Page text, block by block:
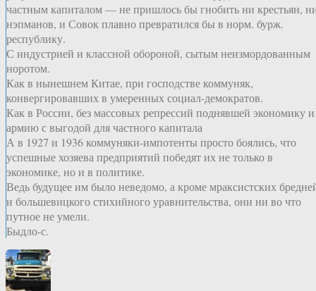
частным капиталом — не пришлось бы гнобить ни крестьян,
нэпманов, и Совок плавно превратился бы в норм. бурж.
республику.
С индустрией и классной обороной, сытым неизмордованным
норотом.
Как в нынешнем Китае, при господстве коммуняк,
конвергировавших в умеренных социал-демократов.
Как в России, без массовых репрессий поднявшей экономику и
армию с выгодой для частного капитала
А в 1927 и 1936 коммуняки-импотенты просто боялись, что
успешные хозяева предприятий победят их не только в
экономике, но и в политике.
Ведь будущее им было неведомо, а кроме мраксистских
и большевицкого стихийного уравнительства, они ни во что
путное не умели.
Быдло-с.